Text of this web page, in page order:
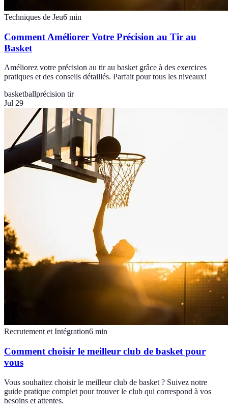
Techniques de Jeu6 min
Comment Améliorer Votre Précision au Tir au
Basket
Améliorez votre précision au tir au basket grâce à des exercices
pratiques et des conseils détaillés. Parfait pour tous les niveaux!
basketballprécision tir
Jul 29
Recrutement et Intégration6 min
Comment choisir le meilleur club de basket pour
vous
Vous souhaitez choisir le meilleur club de basket ? Suivez notre
guide pratique complet pour trouver le club qui correspond à vos
besoins et attentes.